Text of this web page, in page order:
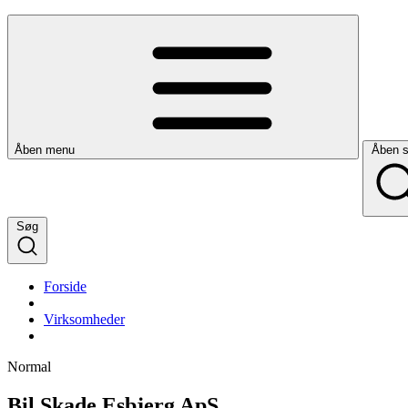
Åben menu Åben
Søg
Forside
Virksomheder
Normal